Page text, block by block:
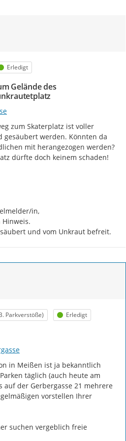
Status
Erledigt
Gelände des
zum Skaterplatz ist voller
gesäubert werden. Könnten da
mit herangezogen werden?
dürfte doch keinem schaden!
in,
und vom Unkraut befreit.
Parkverstöße) Status
Erledigt
in Meißen ist ja bekanntlich
täglich (auch heute am
auf der Gerbergasse 21 mehrere
vorstellen Ihrer
suchen vergeblich freie